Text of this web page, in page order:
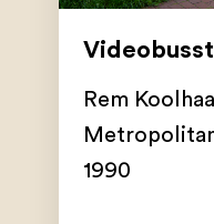
Rem
1990